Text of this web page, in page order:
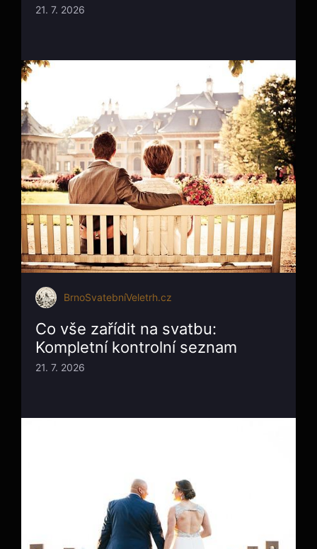
21. 7. 2026
BrnoSvatebníVeletrh.cz
Co vše zařídit na svatbu:
Kompletní kontrolní seznam
21. 7. 2026